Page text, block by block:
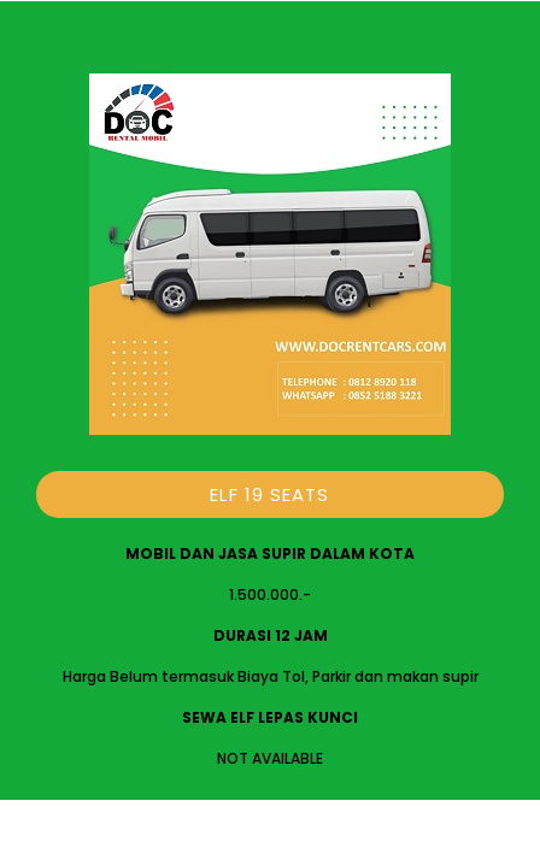
ELF 19 SEATS
MOBIL DAN JASA SUPIR DALAM KOTA
1.500.000.-
DURASI 12 JAM
Harga Belum termasuk Biaya Tol, Parkir dan makan supir
SEWA ELF LEPAS KUNCI
NOT AVAILABLE